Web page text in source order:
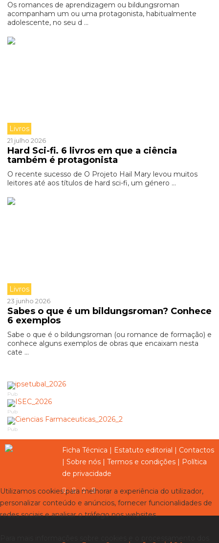
Os romances de aprendizagem ou bildungsroman
acompanham um ou uma protagonista, habitualmente
adolescente, no seu d ...
Livros
21 julho 2026
Hard Sci-fi. 6 livros em que a ciência
também é protagonista
O recente sucesso de O Projeto Hail Mary levou muitos
leitores até aos títulos de hard sci-fi, um género ...
Livros
23 junho 2026
Sabes o que é um bildungsroman? Conhece
6 exemplos
Sabe o que é o bildungsroman (ou romance de formação) e
conhece alguns exemplos de obras que encaixam nesta
cate ...
Pub
Pub
Pub
Ficha Técnica | Estatuto editorial | Contactos
| Sobre nós | Termos e condições | Política
de privacidade
Utilizamos cookies para melhorar a experiência do utilizador,
personalizar conteúdo e anúncios, fornecer funcionalidades de
redes sociais e analisar o tráfego nos websites.